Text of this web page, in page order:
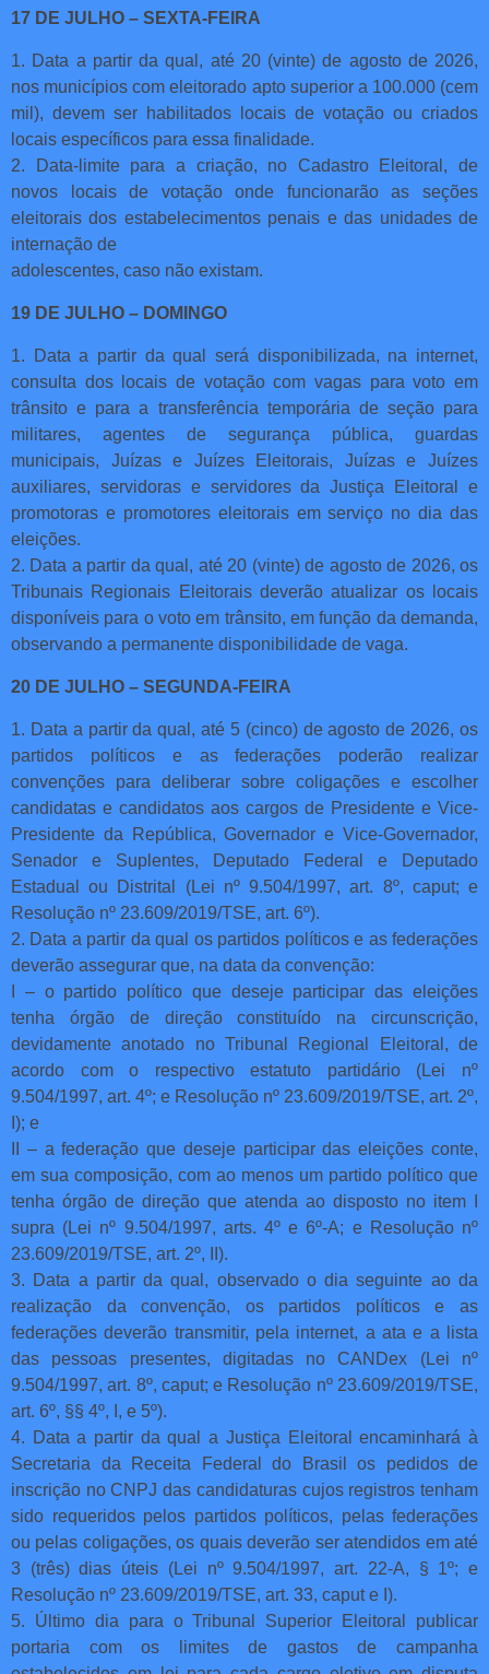
17 DE JULHO – SEXTA-FEIRA
1. Data a partir da qual, até 20 (vinte) de agosto de 2026,
nos municípios com eleitorado apto superior a 100.000 (cem
mil), devem ser habilitados locais de votação ou criados
locais específicos para essa finalidade.
2. Data-limite para a criação, no Cadastro Eleitoral, de
novos locais de votação onde funcionarão as seções
eleitorais dos estabelecimentos penais e das unidades de
internação de
adolescentes, caso não existam.
19 DE JULHO – DOMINGO
1. Data a partir da qual será disponibilizada, na internet,
consulta dos locais de votação com vagas para voto em
trânsito e para a transferência temporária de seção para
militares, agentes de segurança pública, guardas
municipais, Juízas e Juízes Eleitorais, Juízas e Juízes
auxiliares, servidoras e servidores da Justiça Eleitoral e
promotoras e promotores eleitorais em serviço no dia das
eleições.
2. Data a partir da qual, até 20 (vinte) de agosto de 2026, os
Tribunais Regionais Eleitorais deverão atualizar os locais
disponíveis para o voto em trânsito, em função da demanda,
observando a permanente disponibilidade de vaga.
20 DE JULHO – SEGUNDA-FEIRA
1. Data a partir da qual, até 5 (cinco) de agosto de 2026, os
partidos políticos e as federações poderão realizar
convenções para deliberar sobre coligações e escolher
candidatas e candidatos aos cargos de Presidente e Vice-
Presidente da República, Governador e Vice-Governador,
Senador e Suplentes, Deputado Federal e Deputado
Estadual ou Distrital (Lei nº 9.504/1997, art. 8º, caput; e
Resolução nº 23.609/2019/TSE, art. 6º).
2. Data a partir da qual os partidos políticos e as federações
deverão assegurar que, na data da convenção:
I – o partido político que deseje participar das eleições
tenha órgão de direção constituído na circunscrição,
devidamente anotado no Tribunal Regional Eleitoral, de
acordo com o respectivo estatuto partidário (Lei nº
9.504/1997, art. 4º; e Resolução nº 23.609/2019/TSE, art. 2º,
I); e
II – a federação que deseje participar das eleições conte,
em sua composição, com ao menos um partido político que
tenha órgão de direção que atenda ao disposto no item I
supra (Lei nº 9.504/1997, arts. 4º e 6º-A; e Resolução nº
23.609/2019/TSE, art. 2º, II).
3. Data a partir da qual, observado o dia seguinte ao da
realização da convenção, os partidos políticos e as
federações deverão transmitir, pela internet, a ata e a lista
das pessoas presentes, digitadas no CANDex (Lei nº
9.504/1997, art. 8º, caput; e Resolução nº 23.609/2019/TSE,
art. 6º, §§ 4º, I, e 5º).
4. Data a partir da qual a Justiça Eleitoral encaminhará à
Secretaria da Receita Federal do Brasil os pedidos de
inscrição no CNPJ das candidaturas cujos registros tenham
sido requeridos pelos partidos políticos, pelas federações
ou pelas coligações, os quais deverão ser atendidos em até
3 (três) dias úteis (Lei nº 9.504/1997, art. 22-A, § 1º; e
Resolução nº 23.609/2019/TSE, art. 33, caput e I).
5. Último dia para o Tribunal Superior Eleitoral publicar
portaria com os limites de gastos de campanha